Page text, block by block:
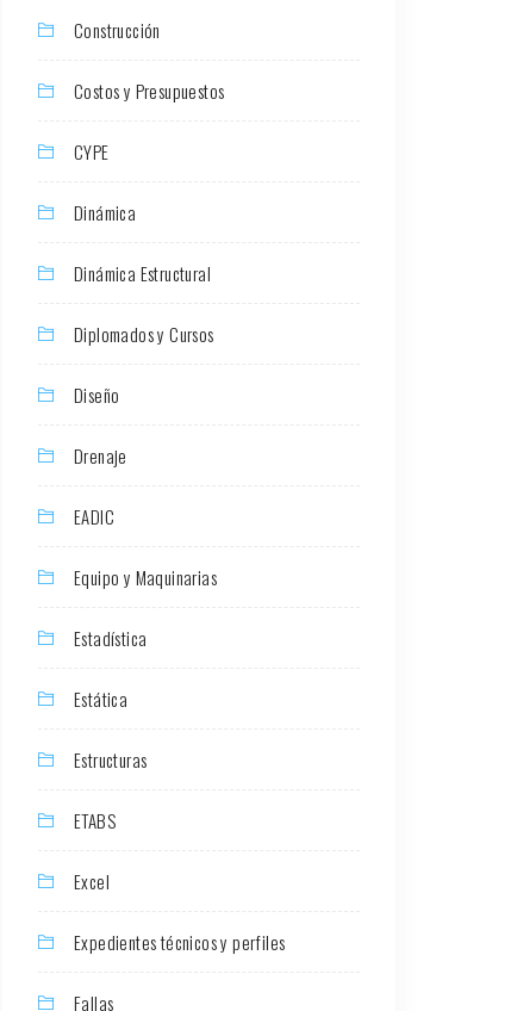
Construcción
Costos y Presupuestos
CYPE
Dinámica
Dinámica Estructural
Diplomados y Cursos
Diseño
Drenaje
EADIC
Equipo y Maquinarias
Estadística
Estática
Estructuras
ETABS
Excel
Expedientes técnicos y perfiles
Fallas